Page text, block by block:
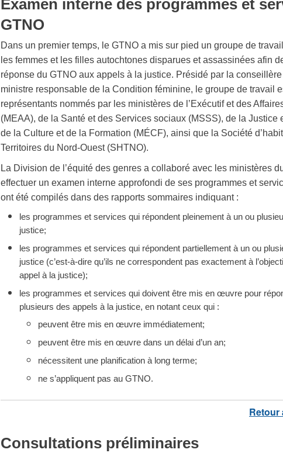
Examen interne des programmes et
GTNO
Dans un premier temps, le GTNO a mis sur pied un groupe de
les femmes et les filles autochtones disparues et assassinées afin
réponse du GTNO aux appels à la justice. Présidé par la
ministre responsable de la Condition féminine, le groupe de travail
représentants nommés par les ministères de l’Exécutif et des
(MEAA), de la Santé et des Services sociaux (MSSS), de la Justice
de la Culture et de la Formation (MÉCF), ainsi que la Société
Territoires du Nord-Ouest (SHTNO).
La Division de l’équité des genres a collaboré avec les ministères
effectuer un examen interne approfondi de ses programmes et
ont été compilés dans des rapports sommaires indiquant :
les programmes et services qui répondent pleinement à un ou
justice;
les programmes et services qui répondent partiellement à un ou
justice (c’est-à-dire qu’ils ne correspondent pas exactement à
appel à la justice);
les programmes et services qui doivent être mis en œuvre pour
plusieurs des appels à la justice, en notant ceux qui :
peuvent être mis en œuvre immédiatement;
peuvent être mis en œuvre dans un délai d’un an;
nécessitent une planification à long terme;
ne s’appliquent pas au GTNO.
Consultations préliminaires